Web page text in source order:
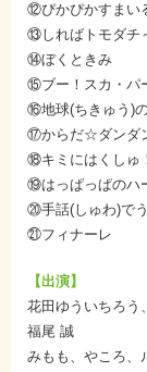
⑫ぴかぴかすまい
⑬しればトモダチ
⑭ぼくときみ
⑮ブー！スカ・パ
⑯地球(ちきゅう)
⑰からだ☆ダンダ
⑱キミにはくしゅ
⑲はっぱっぱのハ
⑳手話(しゅわ)で
㉑フィナーレ
【出演】
花田ゆういちろう
福尾 誠
みもも、やころ、